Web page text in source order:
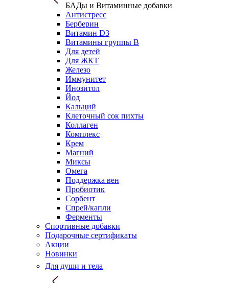
БАДы и Витаминные добавки
Антистресс
Берберин
Витамин D3
Витамины группы B
Для детей
Для ЖКТ
Железо
Иммунитет
Инозитол
Йод
Кальций
Клеточный сок пихты
Коллаген
Комплекс
Крем
Магний
Миксы
Омега
Поддержка вен
Пробиотик
Сорбент
Спрей/капли
Ферменты
Спортивные добавки
Подарочные сертификаты
Акции
Новинки
Для души и тела